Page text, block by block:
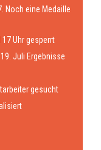
Noch eine Medaille
Uhr gesperrt
Juli Ergebnisse
gesucht